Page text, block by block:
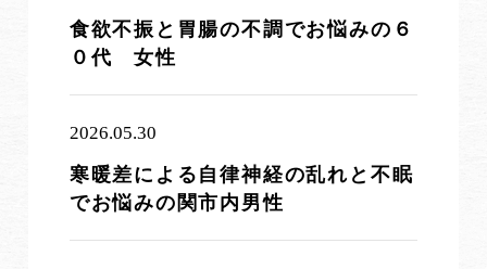
食欲不振と胃腸の不調でお悩みの６
０代 女性
2026.05.30
寒暖差による自律神経の乱れと不眠
でお悩みの関市内男性